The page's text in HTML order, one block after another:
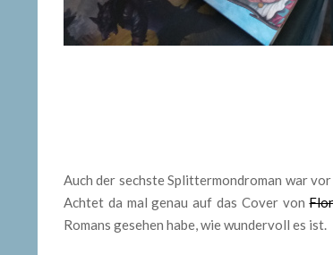
Auch der sechste Splittermondroman war
Achtet da mal genau auf das Cover von
Romans gesehen habe, wie wundervoll es ist.